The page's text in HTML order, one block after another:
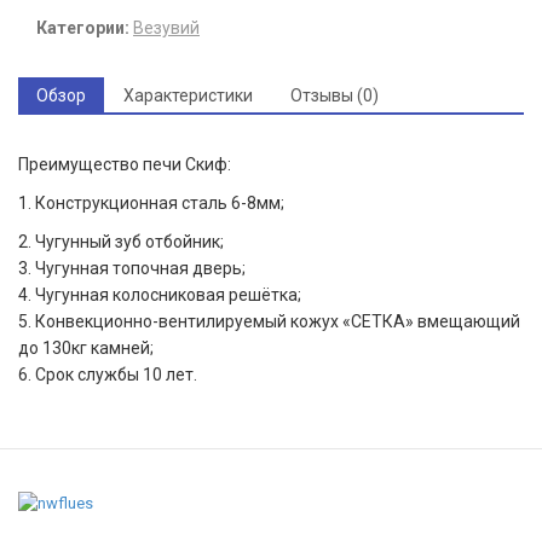
Категории: Везувий
Обзор Характеристики Отзывы (0)
Преимущество печи Скиф:
1. Конструкционная сталь 6-8мм;
2. Чугунный зуб отбойник;
3. Чугунная топочная дверь;
4. Чугунная колосниковая решётка;
5. Конвекционно-вентилируемый кожух «СЕТКА» вмещающий
до 130кг камней;
6. Срок службы 10 лет.